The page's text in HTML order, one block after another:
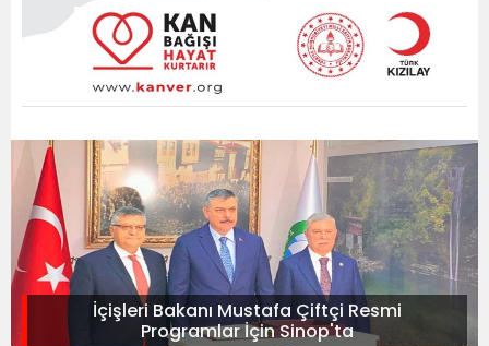
İçişleri Bakanı Mustafa Çiftçi Resmi
Programlar İçin Sinop'ta